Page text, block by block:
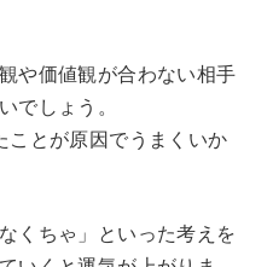
や価値観が合わない相手
でしょう。
とが原因でうまくいか
くちゃ」といった考えを